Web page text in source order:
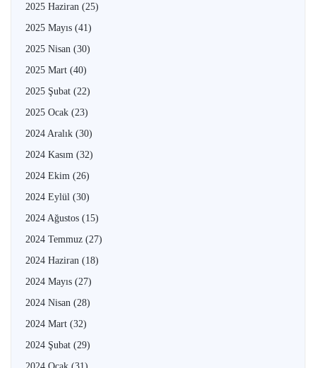
2025 Haziran (25)
2025 Mayıs (41)
2025 Nisan (30)
2025 Mart (40)
2025 Şubat (22)
2025 Ocak (23)
2024 Aralık (30)
2024 Kasım (32)
2024 Ekim (26)
2024 Eylül (30)
2024 Ağustos (15)
2024 Temmuz (27)
2024 Haziran (18)
2024 Mayıs (27)
2024 Nisan (28)
2024 Mart (32)
2024 Şubat (29)